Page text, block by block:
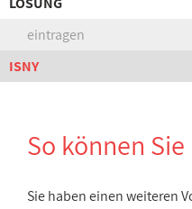
eintragen
ISNY
So können
Sie haben einen weiteren